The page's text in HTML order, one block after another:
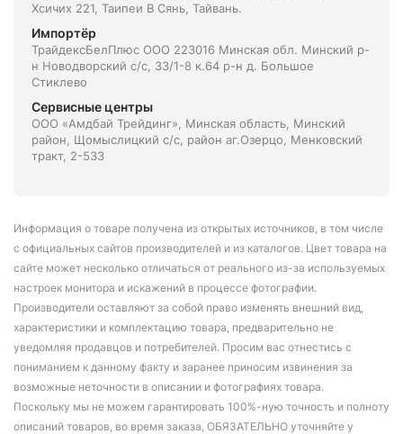
Хсичих 221, Таипеи В Сянь, Тайвань.
Импортёр
ТрайдексБелПлюс ООО 223016 Минская обл. Минский р-
н Новодворский с/с, 33/1-8 к.64 р-н д. Большое
Стиклево
Сервисные центры
ООО «Амдбай Трейдинг», Минская область, Минский
район, Щомыслицкий с/с, район аг.Озерцо, Менковский
тракт, 2-533
Информация о товаре получена из открытых источников, в том числе
с официальных сайтов производителей и из каталогов. Цвет товара на
сайте может несколько отличаться от реального из-за используемых
настроек монитора и искажений в процессе фотографии.
Производители оставляют за собой право изменять внешний вид,
характеристики и комплектацию товара, предварительно не
уведомляя продавцов и потребителей. Просим вас отнестись с
пониманием к данному факту и заранее приносим извинения за
возможные неточности в описании и фотографиях товара.
Поскольку мы не можем гарантировать 100%-ную точность и полноту
описаний товаров, во время заказа, ОБЯЗАТЕЛЬНО уточняйте у